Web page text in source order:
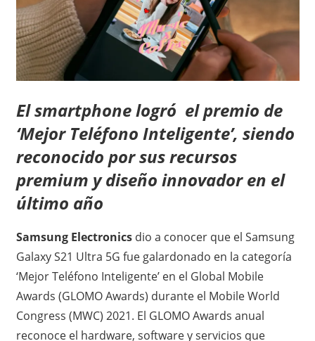
El smartphone logró el premio de
‘Mejor Teléfono Inteligente’, siendo
reconocido por sus recursos
premium y diseño innovador en el
último año
Samsung Electronics dio a conocer que el Samsung
Galaxy S21 Ultra 5G fue galardonado en la categoría
‘Mejor Teléfono Inteligente’ en el Global Mobile
Awards (GLOMO Awards) durante el Mobile World
Congress (MWC) 2021. El GLOMO Awards anual
reconoce el hardware, software y servicios que